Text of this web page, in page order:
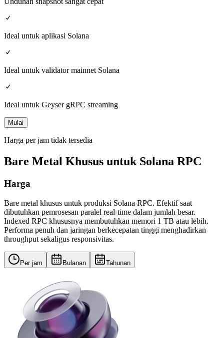
Ideal untuk aplikasi Solana
Ideal untuk validator mainnet Solana
Ideal untuk Geyser gRPC streaming
Mulai
Harga per jam tidak tersedia
Bare Metal Khusus untuk Solana RPC
Harga
Bare metal khusus untuk produksi Solana RPC. Efektif saat
dibutuhkan pemrosesan paralel real-time dalam jumlah besar.
Indexed RPC khususnya membutuhkan memori 1 TB atau lebih.
Performa penuh dan jaringan berkecepatan tinggi menghadirkan
throughput sekaligus responsivitas.
Per jam Bulanan Tahunan